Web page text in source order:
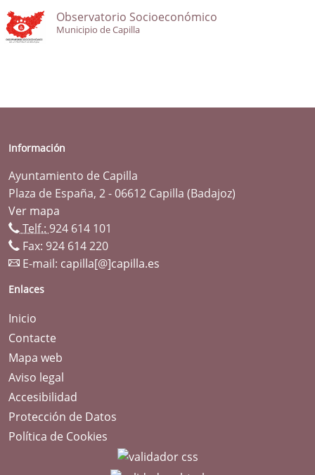
Observatorio Socioeconómico
Municipio de Capilla
Información
Ayuntamiento de Capilla
Plaza de España, 2 - 06612 Capilla (Badajoz)
Ver mapa
Telf.: 924 614 101
Fax: 924 614 220
E-mail: capilla[@]capilla.es
Enlaces
Inicio
Contacte
Mapa web
Aviso legal
Accesibilidad
Protección de Datos
Política de Cookies